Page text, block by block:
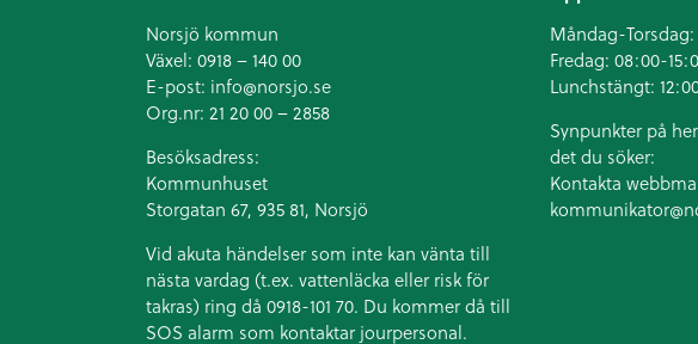
Norsjö kommun
Växel: 0918 – 140 00
E-post: info@norsjo.se
Org.nr: 21 20 00 – 2858
Besöksadress:
Kommunhuset
Storgatan 67, 935 81, Norsjö
Vid akuta händelser som inte kan vänta till
nästa vardag (t.ex. vattenläcka eller risk för
takras) ring då 0918-101 70. Du kommer då till
SOS alarm som kontaktar jourpersonal.
Måndag-
Fredag: 08:00-
Lunchstängt:
Synpunkter på
det du söker:
Kontakta